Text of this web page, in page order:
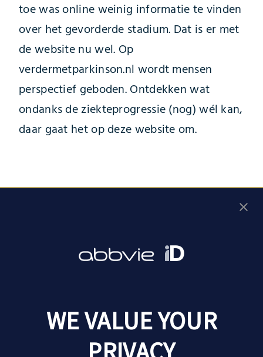
toe was online weinig informatie te vinden
over het gevorderde stadium. Dat is er met
de website nu wel. Op
verdermetparkinson.nl wordt mensen
perspectief geboden. Ontdekken wat
ondanks de ziekteprogressie (nog) wél kan,
daar gaat het op deze website om.
Goede momenten
Over parkinson
De ziekte van parkinson
Behandelingen
WE VALUE YOUR